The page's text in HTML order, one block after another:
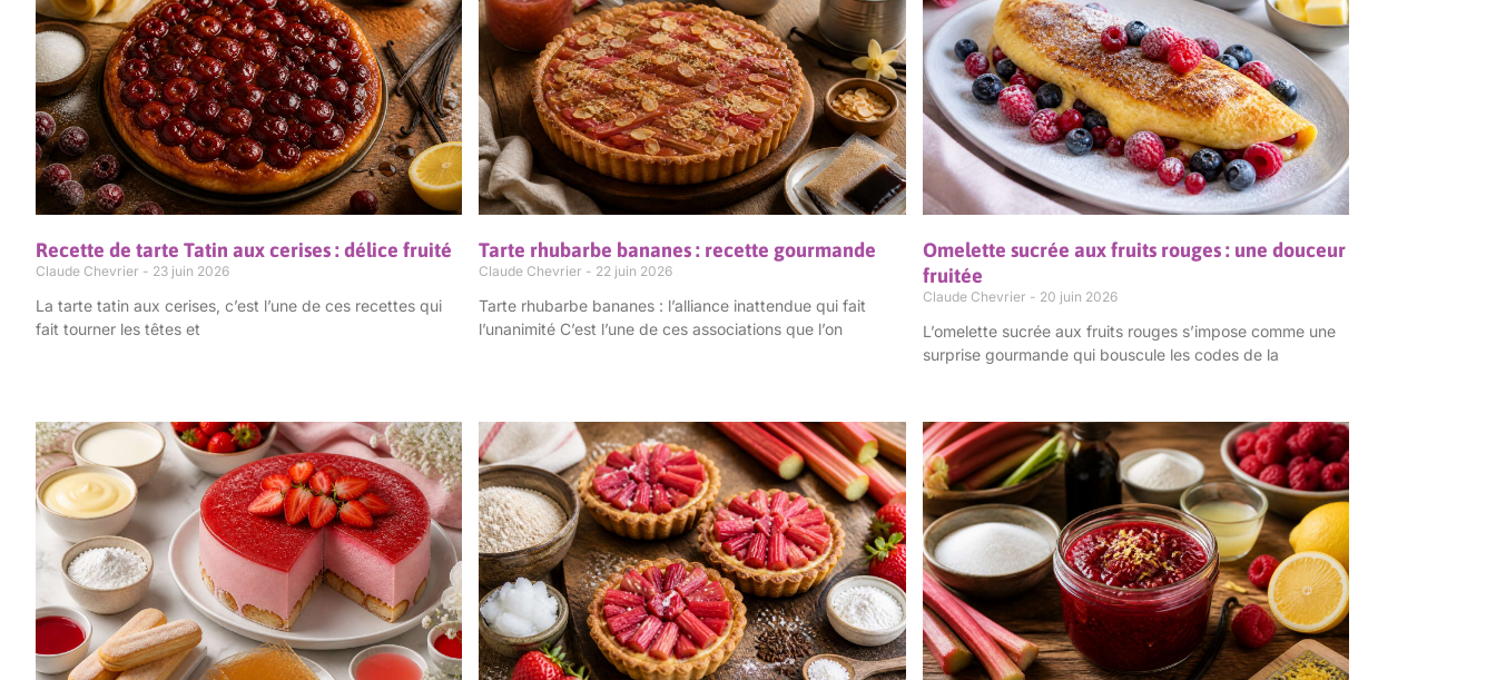
Recette de tarte Tatin aux cerises : délice fruité
Claude Chevrier 23 juin 2026
La tarte tatin aux cerises, c’est l’une de ces recettes qui
fait tourner les têtes et
Tarte rhubarbe bananes : recette gourmande
Claude Chevrier 22 juin 2026
Tarte rhubarbe bananes : l’alliance inattendue qui fait
l’unanimité C’est l’une de ces associations que l’on
Omelette sucrée aux fruits rouges : une douceur
fruitée
Claude Chevrier 20 juin 2026
L’omelette sucrée aux fruits rouges s’impose comme une
surprise gourmande qui bouscule les codes de la